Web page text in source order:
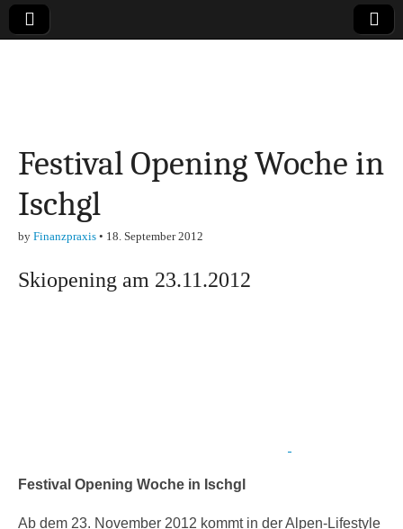
Finanzen,
Marketing-, Vertrieb-
& Investment-Tipps
Festival Opening Woche in
Ischgl
by Finanzpraxis • 18. September 2012
Skiopening am 23.11.2012
Festival Opening Woche in Ischgl
Ab dem 23. November 2012 kommt in der Alpen-Lifestyle